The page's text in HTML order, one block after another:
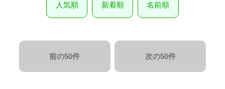
人気順 新着順 名前順
前の50件 次の50件